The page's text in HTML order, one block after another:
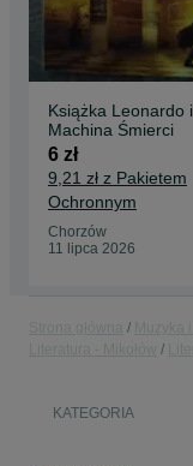
Książka Leonardo i
Machina Śmierci
6 zł
9,21 zł z Pakietem
Ochronnym
Chorzów
11 lipca 2026
KATEGORIA